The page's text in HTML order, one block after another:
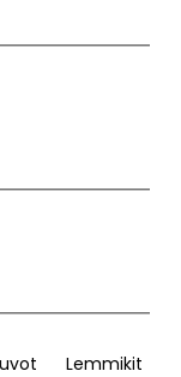
Lemmikit